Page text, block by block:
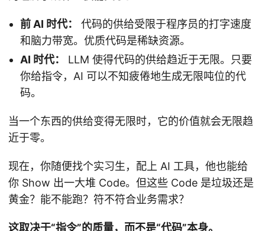
前 AI 时代：
代码的供给受限于程序员的打字速度
和脑力带宽。优质代码是稀缺资源。
AI 时代：
LLM 使得代码的供给趋近于无限。只要
你给指令，AI 可以不知疲倦地生成无限吨位的代
码。
当一个东西的供给变得无限时，它的价值就会无限趋
近于零。
现在，你随便找个实习生，配上 AI 工具，他也能给
你 Show 出一大堆 Code。但这些 Code 是垃圾还是
黄金？能不能跑？符不符合业务需求？
这取决于“指令”的质量，而不是“代码”本身。